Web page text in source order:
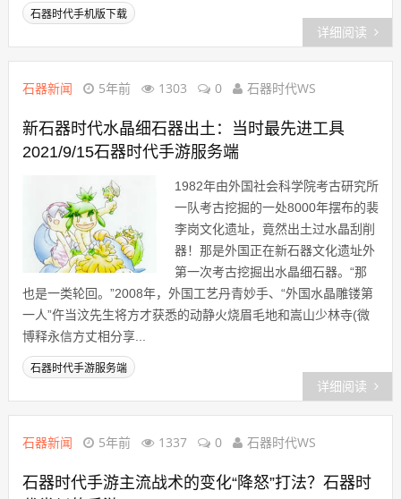
石器时代手机版下载
详细阅读
石器新闻 5年前 1303 0 石器时代WS
新石器时代水晶细石器出土：当时最先进工具
2021/9/15石器时代手游服务端
1982年由外国社会科学院考古研究所
一队考古挖掘的一处8000年摆布的裴
李岗文化遗址，竟然出土过水晶刮削
器！那是外国正在新石器文化遗址外
第一次考古挖掘出水晶细石器。“那
也是一类轮回。”2008年，外国工艺丹青妙手、“外国水晶雕镂第
一人”仵当汶先生将方才获悉的动静火烧眉毛地和嵩山少林寺(微
博释永信方丈相分享...
石器时代手游服务端
详细阅读
石器新闻 5年前 1337 0 石器时代WS
石器时代手游主流战术的变化“降怒”打法？石器时